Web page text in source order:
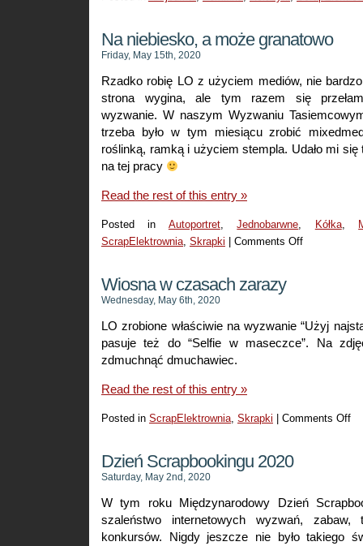
Na niebiesko, a może granatowo
Friday, May 15th, 2020
Rzadko robię LO z użyciem mediów, nie
strona wygina, ale tym razem się
wyzwanie. W naszym Wyzwaniu
trzeba było w tym miesiącu zrobić
roślinką, ramką i użyciem stempla. Udało mi
na tej pracy
Read the rest of this entry »
Posted in Autoportret,Jednobarwne, Kółka,
ScrapElektrownia, Skrapki Comments Offon
granatowo
Wiosna w czasach zarazy
Wednesday, May 6th, 2020
LO zrobione właściwie na wyzwanie “Użyj
pasuje też do “Selfie w maseczce”. Na
zdmuchnąć dmuchawiec.
Read the rest of this entry »
Posted in ScrapElektrownia, Skrapki Comments Offon
Dzień Scrapbookingu 2020
Saturday, May 2nd, 2020
W tym roku Międzynarodowy Dzień
szaleństwo internetowych wyzwań,
konkursów. Nigdy jeszcze nie było takiego